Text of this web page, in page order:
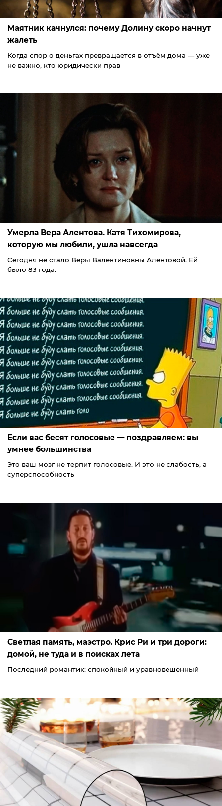
Маятник качнулся: почему Долину скоро начнут
жалеть
Когда спор о деньгах превращается в отъём дома — уже
не важно, кто юридически прав
Умерла Вера Алентова. Катя Тихомирова,
которую мы любили, ушла навсегда
Сегодня не стало Веры Валентиновны Алентовой. Ей
было 83 года.
Если вас бесят голосовые — поздравляем: вы
умнее большинства
Это ваш мозг не терпит голосовые. И это не слабость, а
суперспособность
Светлая память, маэстро. Крис Ри и три дороги:
домой, не туда и в поисках лета
Последний романтик: спокойный и уравновешенный